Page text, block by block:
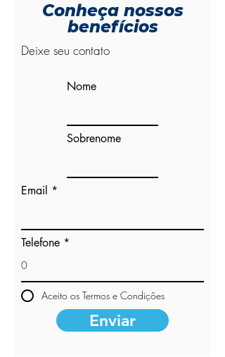
Conheça nossos
benefícios
Deixe seu contato
Nome
Sobrenome
Email
Telefone
Aceito os Termos e Condições
Enviar